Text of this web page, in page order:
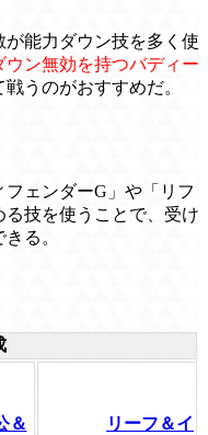
能力ダウン技を多く使
ウン無効を持つバディー
うのがおすすめだ。
ェンダーG」や「リフ
技を使うことで、受け
る。
＆
リーフ＆イ